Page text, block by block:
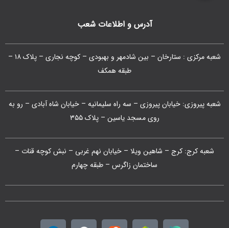
آدرس و اطلاعات شعب
شعبه مرکزی : ستارخان – بین شادمهر و بهبودی – کوچه نجاری – پلاک ۱۸ –
طبقه همکف
شعبه پیروزی: خیابان پیروزی – سه راه سلیمانیه – خیابان شاه آبادی – رو به
روی مسجد یاسین – پلاک ۳۵۵
شعبه کرج: کرج – شاهین ویلا – خیابان نهم غربی – نبش کوچه قنات –
ساختمان زاگرس – طبقه چهارم